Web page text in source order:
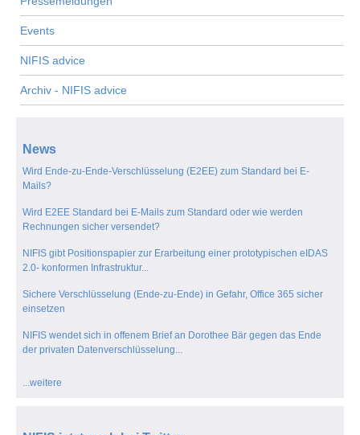
Events
NIFIS advice
Archiv - NIFIS advice
News
Wird Ende-zu-Ende-Verschlüsselung (E2EE) zum Standard bei E-
Mails?
Wird E2EE Standard bei E-Mails zum Standard oder wie werden
Rechnungen sicher versendet?
NIFIS gibt Positionspapier zur Erarbeitung einer prototypischen eIDAS
2.0- konformen Infrastruktur...
Sichere Verschlüsselung (Ende-zu-Ende) in Gefahr, Office 365 sicher
einsetzen
NIFIS wendet sich in offenem Brief an Dorothee Bär gegen das Ende
der privaten Datenverschlüsselung...
...weitere